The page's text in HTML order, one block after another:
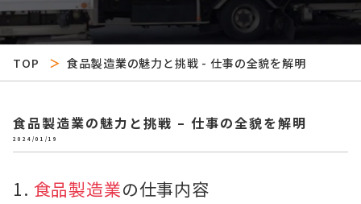
TOP 食品製造業の魅力と挑戦 - 仕事の全貌を解明
食品製造業の魅力と挑戦 – 仕事の全貌を解明
2024/01/19
1. 食品製造業の仕事内容